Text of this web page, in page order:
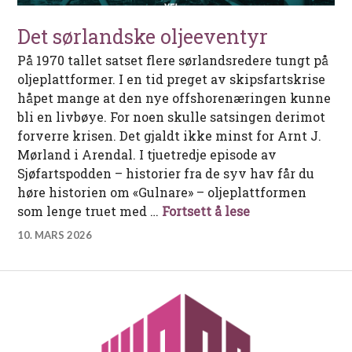
Det sørlandske oljeeventyr
På 1970 tallet satset flere sørlandsredere tungt på
oljeplattformer. I en tid preget av skipsfartskrise
håpet mange at den nye offshorenæringen kunne
bli en livbøye. For noen skulle satsingen derimot
forverre krisen. Det gjaldt ikke minst for Arnt J.
Mørland i Arendal. I tjuetredje episode av
Sjøfartspodden – historier fra de syv hav får du
høre historien om «Gulnare» – oljeplattformen
som lenge truet med … Fortsett å leseDet sørlandske
10. MARS 2026